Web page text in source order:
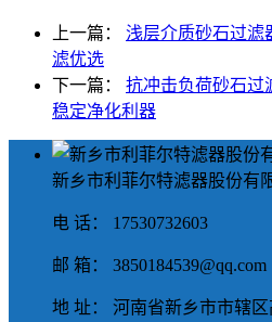
上一篇： 浅层介质砂石过滤
滤优选
下一篇： 抗冲击负荷砂石过
稳定净化利器
新乡市利菲尔特滤器股份有
电 话： 17530732603
邮 箱： 3850184539@qq.com
地 址： 河南省新乡市市辖